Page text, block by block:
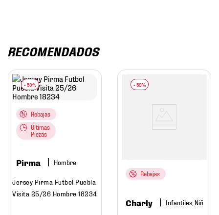
RECOMENDADOS
Rebajas
Últimas
Piezas
Pirma Hombre
Jersey Pirma Futbol Puebla
Visita 25/26 Hombre 18234
Rebajas
Charly Infantiles, Niño